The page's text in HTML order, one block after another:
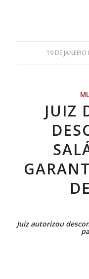
19 DE /
JUIZ
Juiz autorizou